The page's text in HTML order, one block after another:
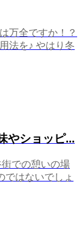
万全ですか！？
法を♪ やはり冬
やショッピ...
での憩いの場
ではないでしょ